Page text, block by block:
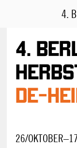
4.
DE-
26/
4.